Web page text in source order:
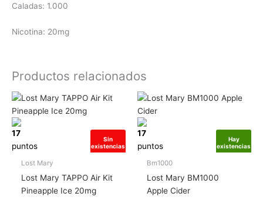
Caladas: 1.000
Nicotina: 20mg
Productos relacionados
Sin
existencias
17
puntos
Lost Mary
Lost Mary TAPPO Air Kit
Pineapple Ice 20mg
Hay
existencias
17
puntos
Bm1000
Lost Mary BM1000
Apple Cider